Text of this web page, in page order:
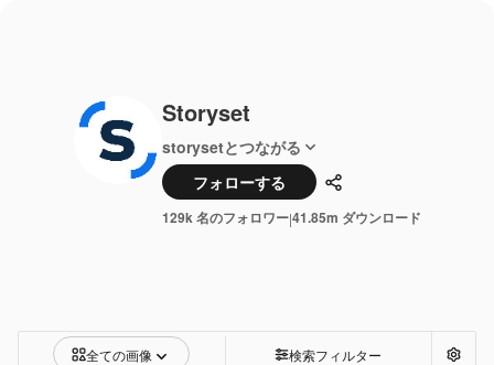
Storyset
storysetとつながる
フォローする
共有
129k 名のフォロワー|41.85m ダウンロード
全ての画像 検索フィルター